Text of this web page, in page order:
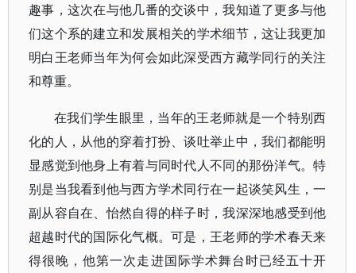
趣事，这次在与他几番的交谈中，我知道了更多与他
们这个系的建立和发展相关的学术细节，这让我更加
明白王老师当年为何会如此深受西方藏学同行的关注
和尊重。
在我们学生眼里，当年的王老师就是一个特别西
化的人，从他的穿着打扮、谈吐举止中，我们都能明
显感觉到他身上有着与同时代人不同的那份洋气。特
别是当我看到他与西方学术同行在一起谈笑风生，一
副从容自在、怡然自得的样子时，我深深地感受到他
超越时代的国际化气概。可是，王老师的学术春天来
得很晚，他第一次走进国际学术舞台时已经五十开